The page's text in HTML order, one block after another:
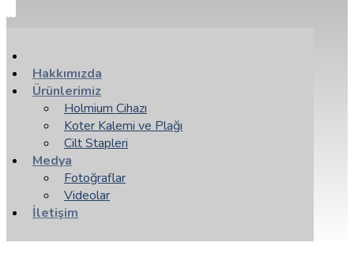
Hakkımızda
Ürünlerimiz
Holmium Cihazı
Koter Kalemi ve Plağı
Cilt Stapleri
Medya
Fotoğraflar
Videolar
İletişim